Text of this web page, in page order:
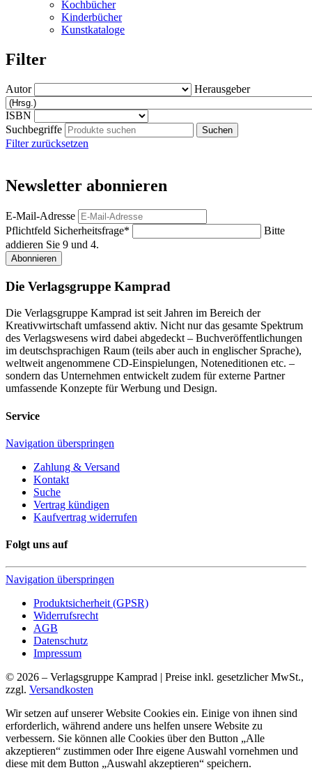
Kochbücher
Kinderbücher
Kunstkataloge
Filter
Autor Herausgeber
ISBN
Suchbegriffe
Filter zurücksetzen
Newsletter abonnieren
E-Mail-Adresse
Pflichtfeld Sicherheitsfrage*
Bitte
addieren Sie 9 und 4.
Abonnieren
Die Verlagsgruppe Kamprad
Die Verlagsgruppe Kamprad ist seit Jahren im Bereich der
Kreativwirtschaft umfassend aktiv. Nicht nur das gesamte Spektrum
des Verlagswesens wird dabei abgedeckt – Buchveröffentlichungen
im deutschsprachigen Raum (teils aber auch in englischer Sprache),
weltweit angenommene CD-Einspielungen, Noteneditionen etc. –
sondern das Unternehmen entwickelt zudem für externe Partner
umfassende Konzepte für Werbung und Design.
Service
Navigation überspringen
Zahlung & Versand
Kontakt
Suche
Vertrag kündigen
Kaufvertrag widerrufen
Folgt uns auf
Navigation überspringen
Produktsicherheit (GPSR)
Widerrufsrecht
AGB
Datenschutz
Impressum
© 2026 – Verlagsgruppe Kamprad | Preise inkl. gesetzlicher MwSt.,
zzgl. Versandkosten
Wir setzen auf unserer Website Cookies ein. Einige von ihnen sind
erforderlich, während andere uns helfen unsere Website zu
verbessern. Sie können alle Cookies über den Button „Alle
akzeptieren“ zustimmen oder Ihre eigene Auswahl vornehmen und
diese mit dem Button „Auswahl akzeptieren“ speichern.